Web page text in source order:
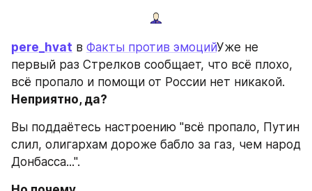
pere_hvat в Факты против эмоцийУже не
первый раз Стрелков сообщает, что всё плохо,
всё пропало и помощи от России нет никакой.
Неприятно, да?
Вы поддаётесь настроению "всё пропало, Путин
слил, олигархам дороже бабло за газ, чем народ
Донбасса...".